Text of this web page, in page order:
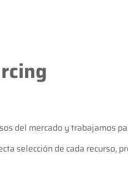
del mercado y trabajamos
selección de cada recurso,